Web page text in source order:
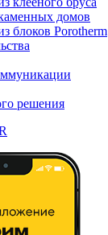
домов
блоков Porotherm
решения